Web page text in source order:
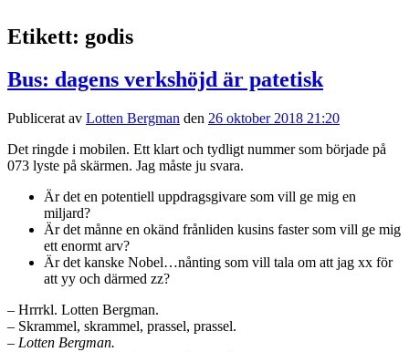
Etikett: godis
Bus: dagens verkshöjd är patetisk
Publicerat av Lotten Bergman den 26 oktober 2018 21:20
Det ringde i mobilen. Ett klart och tydligt nummer som började på
073 lyste på skärmen. Jag måste ju svara.
Är det en potentiell uppdragsgivare som vill ge mig en
miljard?
Är det månne en okänd frånliden kusins faster som vill ge mig
ett enormt arv?
Är det kanske Nobel…nånting som vill tala om att jag xx för
att yy och därmed zz?
– Hrrrkl. Lotten Bergman.
– Skrammel, skrammel, prassel, prassel.
– Lotten Bergman.